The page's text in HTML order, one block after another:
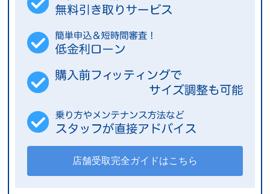
店舗受取完全ガイドはこちら